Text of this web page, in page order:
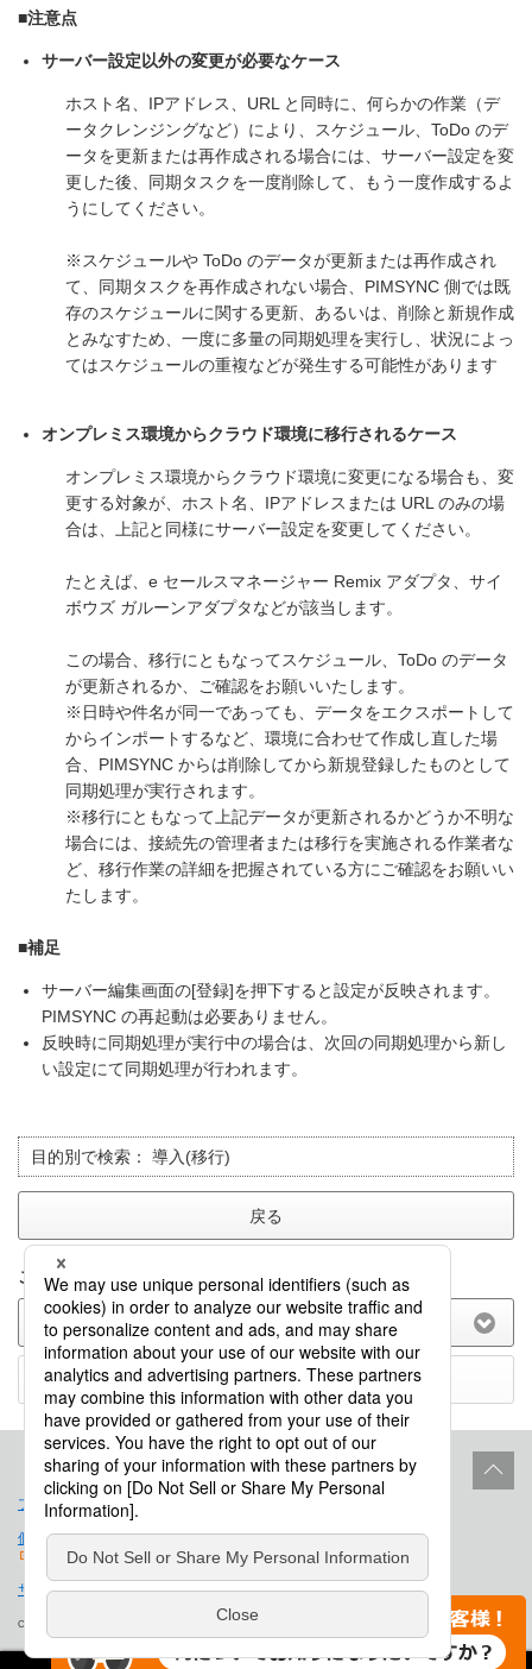
■注意点
サーバー設定以外の変更が必要なケース
ホスト名、IPアドレス、URL と同時に、何らかの作業（デ
ータクレンジングなど）により、スケジュール、ToDo のデ
ータを更新または再作成される場合には、サーバー設定を変
更した後、同期タスクを一度削除して、もう一度作成するよ
うにしてください。
※スケジュールや ToDo のデータが更新または再作成され
て、同期タスクを再作成されない場合、PIMSYNC 側では既
存のスケジュールに関する更新、あるいは、削除と新規作成
とみなすため、一度に多量の同期処理を実行し、状況によっ
てはスケジュールの重複などが発生する可能性があります
オンプレミス環境からクラウド環境に移行されるケース
オンプレミス環境からクラウド環境に変更になる場合も、変
更する対象が、ホスト名、IPアドレスまたは URL のみの場
合は、上記と同様にサーバー設定を変更してください。
たとえば、e セールスマネージャー Remix アダプタ、サイ
ボウズ ガルーンアダプタなどが該当します。
この場合、移行にともなってスケジュール、ToDo のデータ
が更新されるか、ご確認をお願いいたします。
※日時や件名が同一であっても、データをエクスポートして
からインポートするなど、環境に合わせて作成し直した場
合、PIMSYNC からは削除してから新規登録したものとして
同期処理が実行されます。
※移行にともなって上記データが更新されるかどうか不明な
場合には、接続先の管理者または移行を実施される作業者な
ど、移行作業の詳細を把握されている方にご確認をお願いい
たします。
■補足
サーバー編集画面の[登録]を押下すると設定が反映されます。
PIMSYNC の再起動は必要ありません。
反映時に同期処理が実行中の場合は、次回の同期処理から新し
い設定にて同期処理が行われます。
目的別で検索： 導入(移行)
戻る
このFAQに関してのご意見をお聞かせ下さい。
(選択してください)
送信する
プロダクトライフサイクル サイトポリシー
個人情報保護法に基づく公表事項 免責事項
サイトマップ 会社概要
Copyright © Saison Technology Co., Ltd. All Rights Reserved.